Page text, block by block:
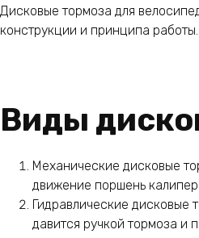
Дисковые тормоза для
конструкции и принципа работы.
Виды
Механические дисковые
движение поршень
Гидравлические дисковые
давится ручкой тормоза и